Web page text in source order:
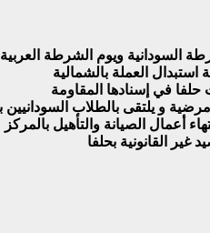
السودانية ويوم الشرطة العربية
العملة بالشمالية
حلفا في إسنادها المقاومة
أعمال الصيانة والتأهيل بالمركز
غير القانونية بحلفا